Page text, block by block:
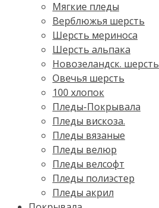
Мягкие пледы
Верблюжья шерсть
Шерсть мериноса
Шерсть альпака
Новозеландск. шерсть
Овечья шерсть
100 хлопок
Пледы-Покрывала
Пледы вискоза.
Пледы вязаные
Пледы велюр
Пледы велсофт
Пледы полиэстер
Пледы акрил